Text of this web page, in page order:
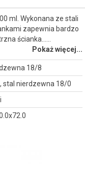
ml. Wykonana ze stali
zapewnia bardzo
ścianka...…
Pokaż więcej...
18/8
stal nierdzewna 18/0